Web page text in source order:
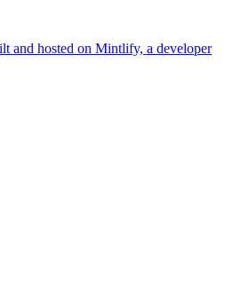
and hosted on Mintlify, a developer